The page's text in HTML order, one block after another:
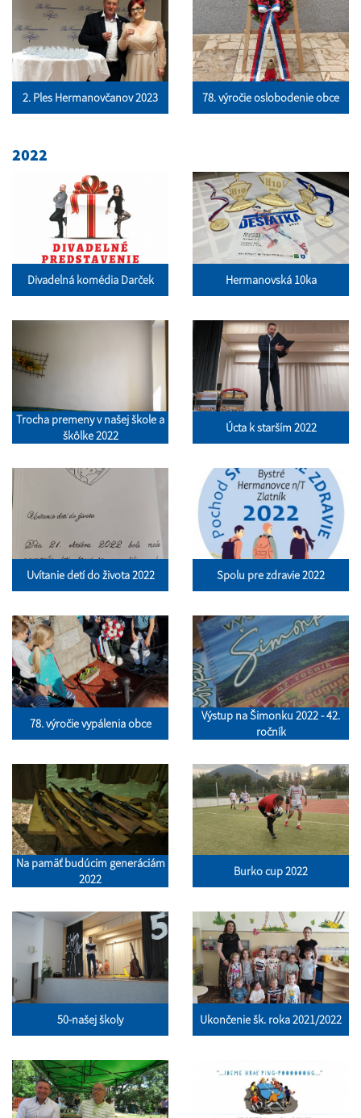
2. Ples Hermanovčanov 2023 78. výročie oslobodenie obce
2022
Divadelná komédia Darček Hermanovská 10ka
Trocha premeny v našej škole a
škôlke 2022
Úcta k starším 2022
Uvítanie detí do života 2022 Spolu pre zdravie 2022
78. výročie vypálenia obce
Výstup na Šimonku 2022 - 42.
ročník
Na pamäť budúcim generáciám
2022
Burko cup 2022
50-našej školy Ukončenie šk. roka 2021/2022